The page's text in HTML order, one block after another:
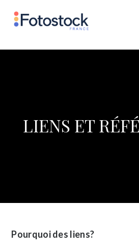
LIENS ET
Pourquoi des liens?